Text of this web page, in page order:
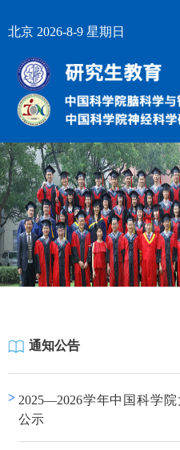
北京 2026-8-9 星期日
通知公告
> 2025—2026学年中国科学
公示